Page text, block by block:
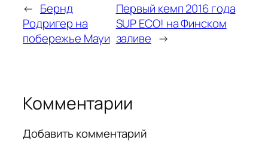
← Бернд
Родригер на
побережье Мауи
Первый кемп 2016 года
SUP ECO! на Финском
заливе →
Комментарии
Добавить комментарий